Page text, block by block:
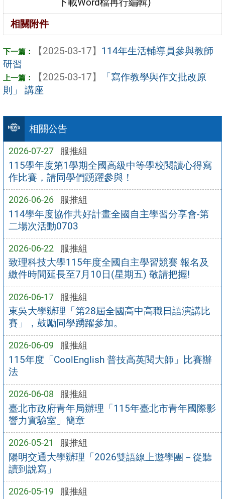
相關公告
2026-07-27 服推組
115學年度第1學期全國高級中等學校閱讀心得寫
作比賽，請同學們踴躍參與！
2026-06-26 服推組
114學年度協作共好計畫全國自主學習分享會-第
二場次活動0703
2026-06-22 服推組
致理科技大學115年度全國自主學習競賽 報名及
繳件時間延長至7月10日(星期五) 敬請把握!
2026-06-17 服推組
東吳大學辦理「第28屆全國高中高職日語演講比
賽」，鼓勵同學踴躍參加。
2026-06-09 服推組
115年度「CoolEnglish 普技高英閱大師」比賽辦
法
2026-06-08 服推組
臺北市政府青年局辦理「115年臺北市青年國際影
響力實驗室」簡章
2026-05-21 服推組
陽明交通大學辦理「2026雙語線上遊學團－從聽
讀到說寫」
2026-05-19 服推組
下載Word檔再行編輯)
相關附件
【2025-03-17】 114年生活輔導員參與教師
研習
【2025-03-17】
「寫作教學與作文批改原
則」 講座